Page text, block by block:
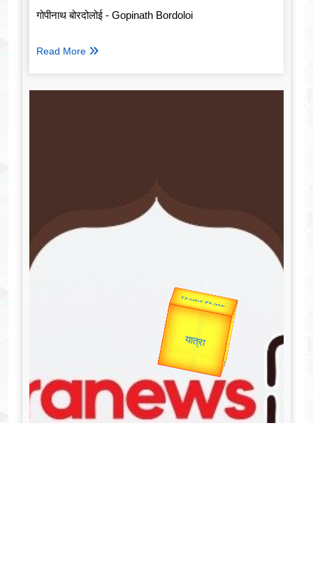
गोपीनाथ बोरदोलोई - Gopinath Bordoloi
Read More
Valentine's